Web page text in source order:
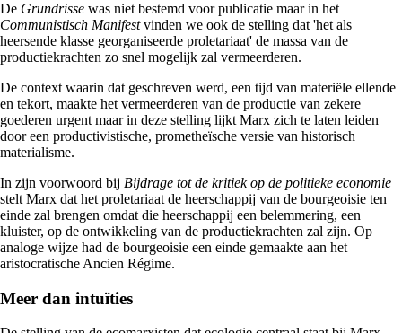
De Grundrisse was niet bestemd voor publicatie maar in het
Communistisch Manifestvinden we ook de stelling dat 'het als
heersende klasse georganiseerde proletariaat' de massa van de
productiekrachten zo snel mogelijk zal vermeerderen.
De context waarin dat geschreven werd, een tijd van materiële ellende
en tekort, maakte het vermeerderen van de productie van zekere
goederen urgent maar in deze stelling lijkt Marx zich te laten leiden
door een productivistische, prometheïsche versie van historisch
materialisme.
In zijn voorwoord bij Bijdrage tot de kritiek op de politieke economie
stelt Marx dat het proletariaat de heerschappij van de bourgeoisie ten
einde zal brengen omdat die heerschappij een belemmering, een
kluister, op de ontwikkeling van de productiekrachten zal zijn. Op
analoge wijze had de bourgeoisie een einde gemaakte aan het
aristocratische Ancien Régime.
Meer dan intuïties